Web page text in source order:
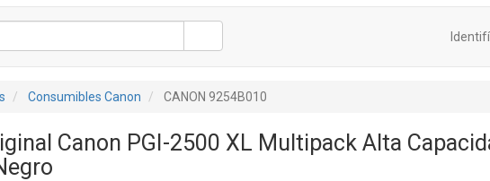
Consumibles Canon CANON 9254B010
Canon PGI-2500 XL Multipack Alta